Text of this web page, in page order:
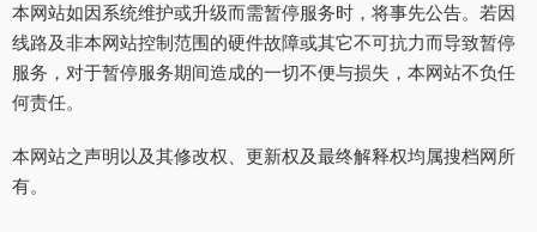
本网站如因系统维护或升级而需暂停服务时，将事先公告。若因
线路及非本网站控制范围的硬件故障或其它不可抗力而导致暂停
服务，对于暂停服务期间造成的一切不便与损失，本网站不负任
何责任。
本网站之声明以及其修改权、更新权及最终解释权均属搜档网所
有。